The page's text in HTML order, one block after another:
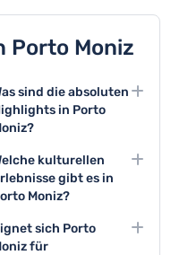
Porto Moniz
sind die absoluten
in Porto
Top 3 Aktivitäten
das Schwimmen in
Naturpools,
und der
des
kulturellen
gibt es in
Moniz?
Kulturzentrum und
Meeresmuseum
sich Porto
für